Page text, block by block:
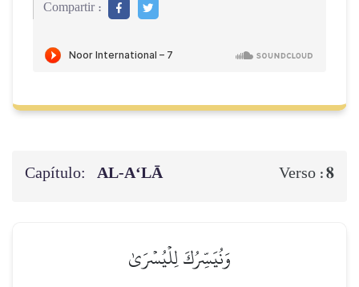
Compartir :
Capítulo: AL‑A‘LĀ Verso :8
وَنُيَسِّرُكَ لِلۡيُسۡرَىٰ